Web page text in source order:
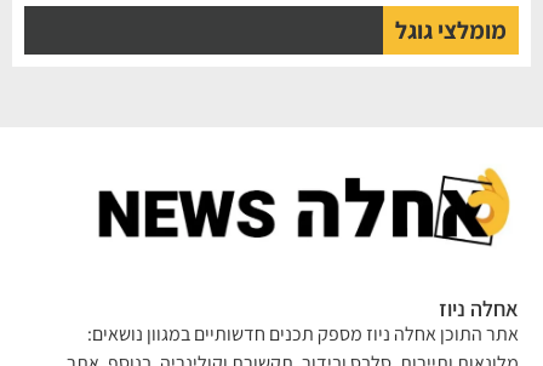
מומלצי גוגל
ניוז
התוכן אחלה ניוז מספק תכנים חדשותיים במגוון נושאים: